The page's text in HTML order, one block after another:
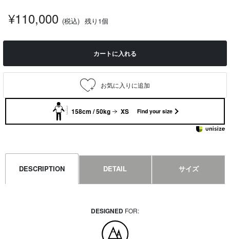
¥110,000 (税込) 残り1個
カートに入れる
158cm / 50kg XS Find your size
DESCRIPTION DETAIL サイズ
DESIGNED FOR: